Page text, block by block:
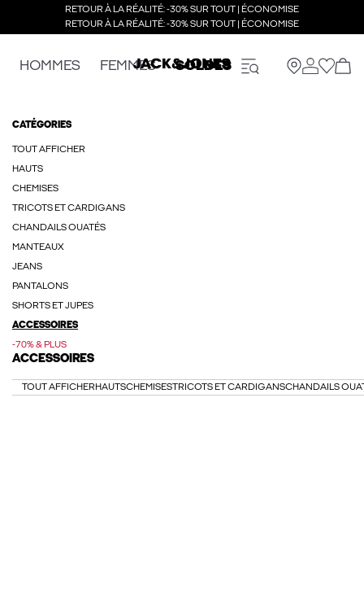
RETOUR À LA RÉALITÉ: -30% SUR TOUT | ÉCONOMISE
RETOUR À LA RÉALITÉ: -30% SUR TOUT | ÉCONOMISE
HOMMES FEMMES SOLDES
CATÉGORIES
TOUT AFFICHER
HAUTS
CHEMISES
TRICOTS ET CARDIGANS
CHANDAILS OUATÉS
MANTEAUX
JEANS
PANTALONS
SHORTS ET JUPES
ACCESSOIRES
-70% & PLUS
ACCESSOIRES
TOUT AFFICHERHAUTSCHEMISESTRICOTS ET CARDIGANSCHANDAILS